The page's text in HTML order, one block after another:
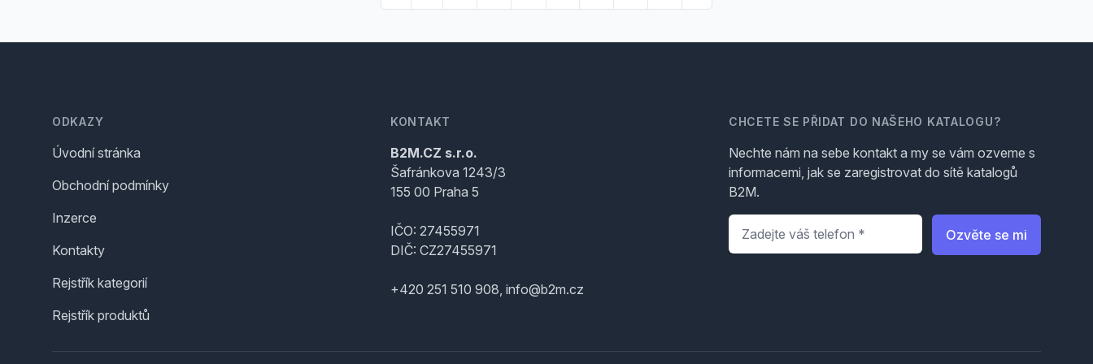
ODKAZY
Úvodní stránka
Obchodní podmínky
Inzerce
Kontakty
Rejstřík kategorií
Rejstřík produktů
KONTAKT
B2M.CZ s.r.o.
Šafránkova 1243/3
155 00 Praha 5
IČO: 27455971
DIČ: CZ27455971
+420 251 510 908, info@b2m.cz
CHCETE SE PŘIDAT DO NAŠEHO KATALOGU?
Nechte nám na sebe kontakt a my se vám ozveme s
informacemi, jak se zaregistrovat do sítě katalogů
B2M.
Telefon
Ozvěte se mi